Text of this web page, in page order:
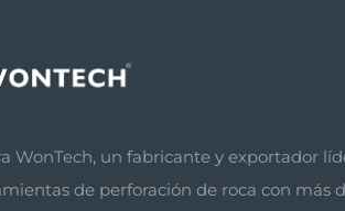
WonTech, un fabricante y exportador
de perforación de roca con más